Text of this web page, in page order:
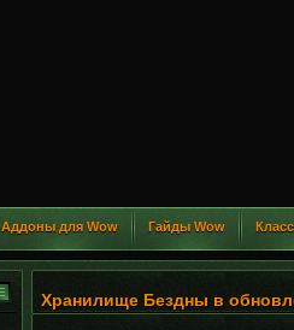
Аддоны для Wow Гайды Wow
Хранилище Бездны в